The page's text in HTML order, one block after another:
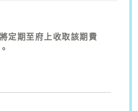
定期至府上收取該期費